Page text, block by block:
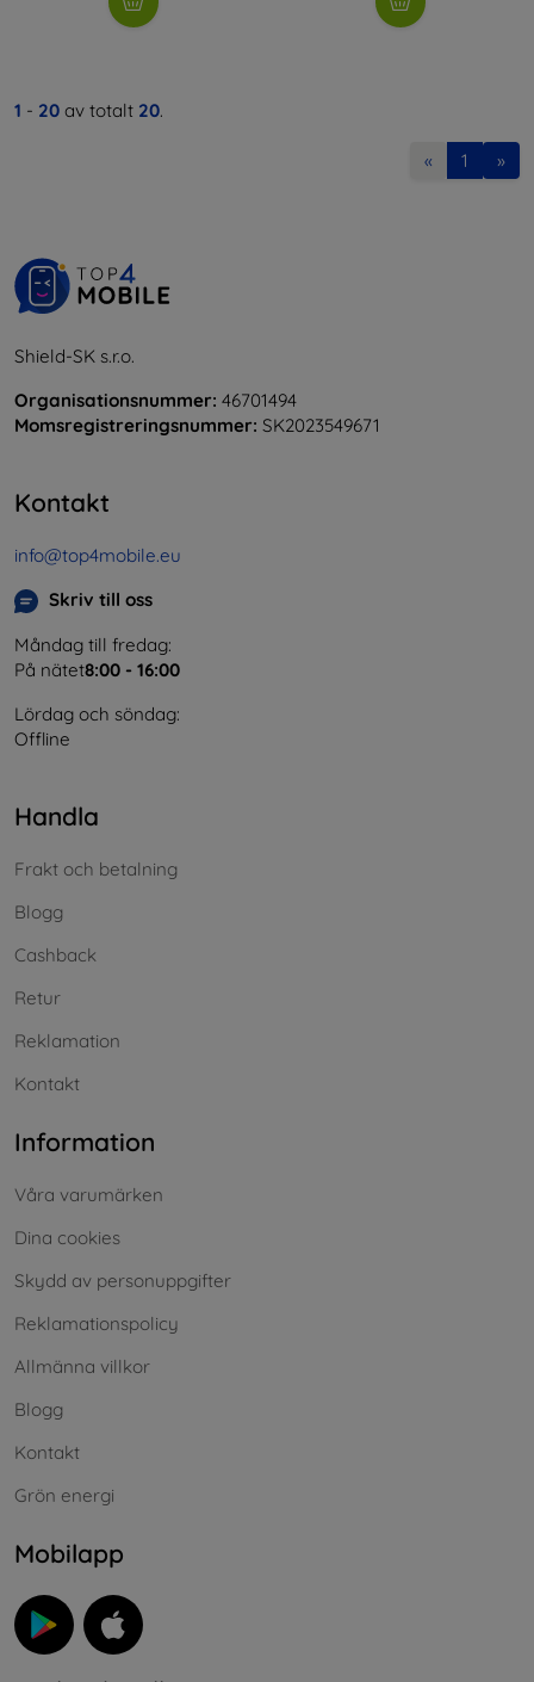
1 - 20 av totalt 20.
« 1 »
Shield-SK s.r.o.
Organisationsnummer: 46701494
Momsregistreringsnummer: SK2023549671
Kontakt
info@top4mobile.eu
Skriv till oss
Måndag till fredag:
På nätet8:00 - 16:00
Lördag och söndag:
Offline
Handla
Frakt och betalning
Blogg
Cashback
Retur
Reklamation
Kontakt
Information
Våra varumärken
Dina cookies
Skydd av personuppgifter
Reklamationspolicy
Allmänna villkor
Blogg
Kontakt
Grön energi
Mobilapp